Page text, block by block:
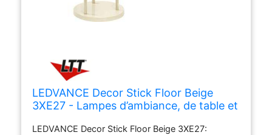
LEDVANCE Decor Stick Floor Beige
3XE27 - Lampes d’ambiance, de table et
LEDVANCE Decor Stick Floor Beige 3XE27: